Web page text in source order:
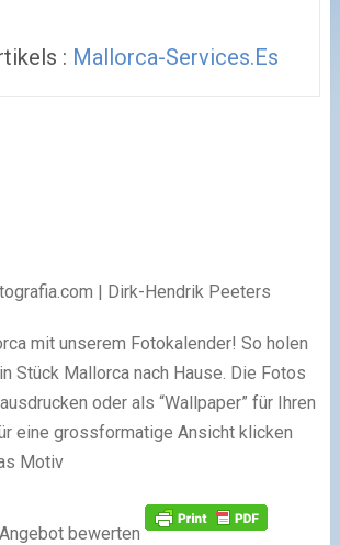
: Mallorca-Services.es
| Dirk-Hendrik Peeters
mit unserem Fotokalender! So holen
Stück Mallorca nach Hause. Die Fotos
oder als “Wallpaper” für Ihren
eine grossformatige Ansicht klicken
Motiv
bewerten